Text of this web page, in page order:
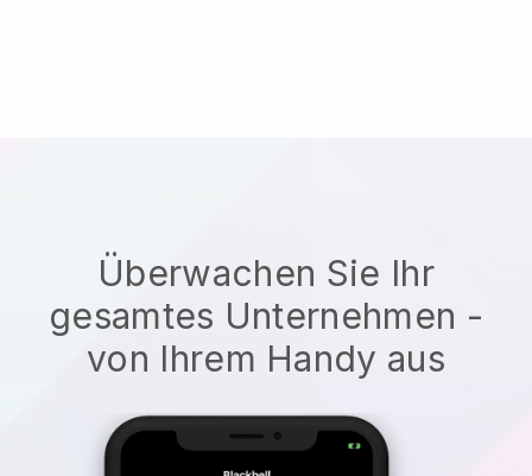
Überwachen Sie Ihr
gesamtes Unternehmen -
von Ihrem Handy aus